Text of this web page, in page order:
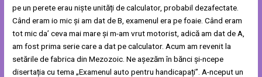
pe un perete erau niște unități de calculator, probabil dezafectate.
Când eram io mic și am dat de B, examenul era pe foaie. Când eram
tot mic da’ ceva mai mare și m-am vrut motorist, adică am dat de A,
am fost prima serie care a dat pe calculator. Acum am revenit la
setările de fabrica din Mezozoic. Ne așezăm în bănci și-ncepe
disertația cu tema „Examenul auto pentru handicapați”. A-nceput un